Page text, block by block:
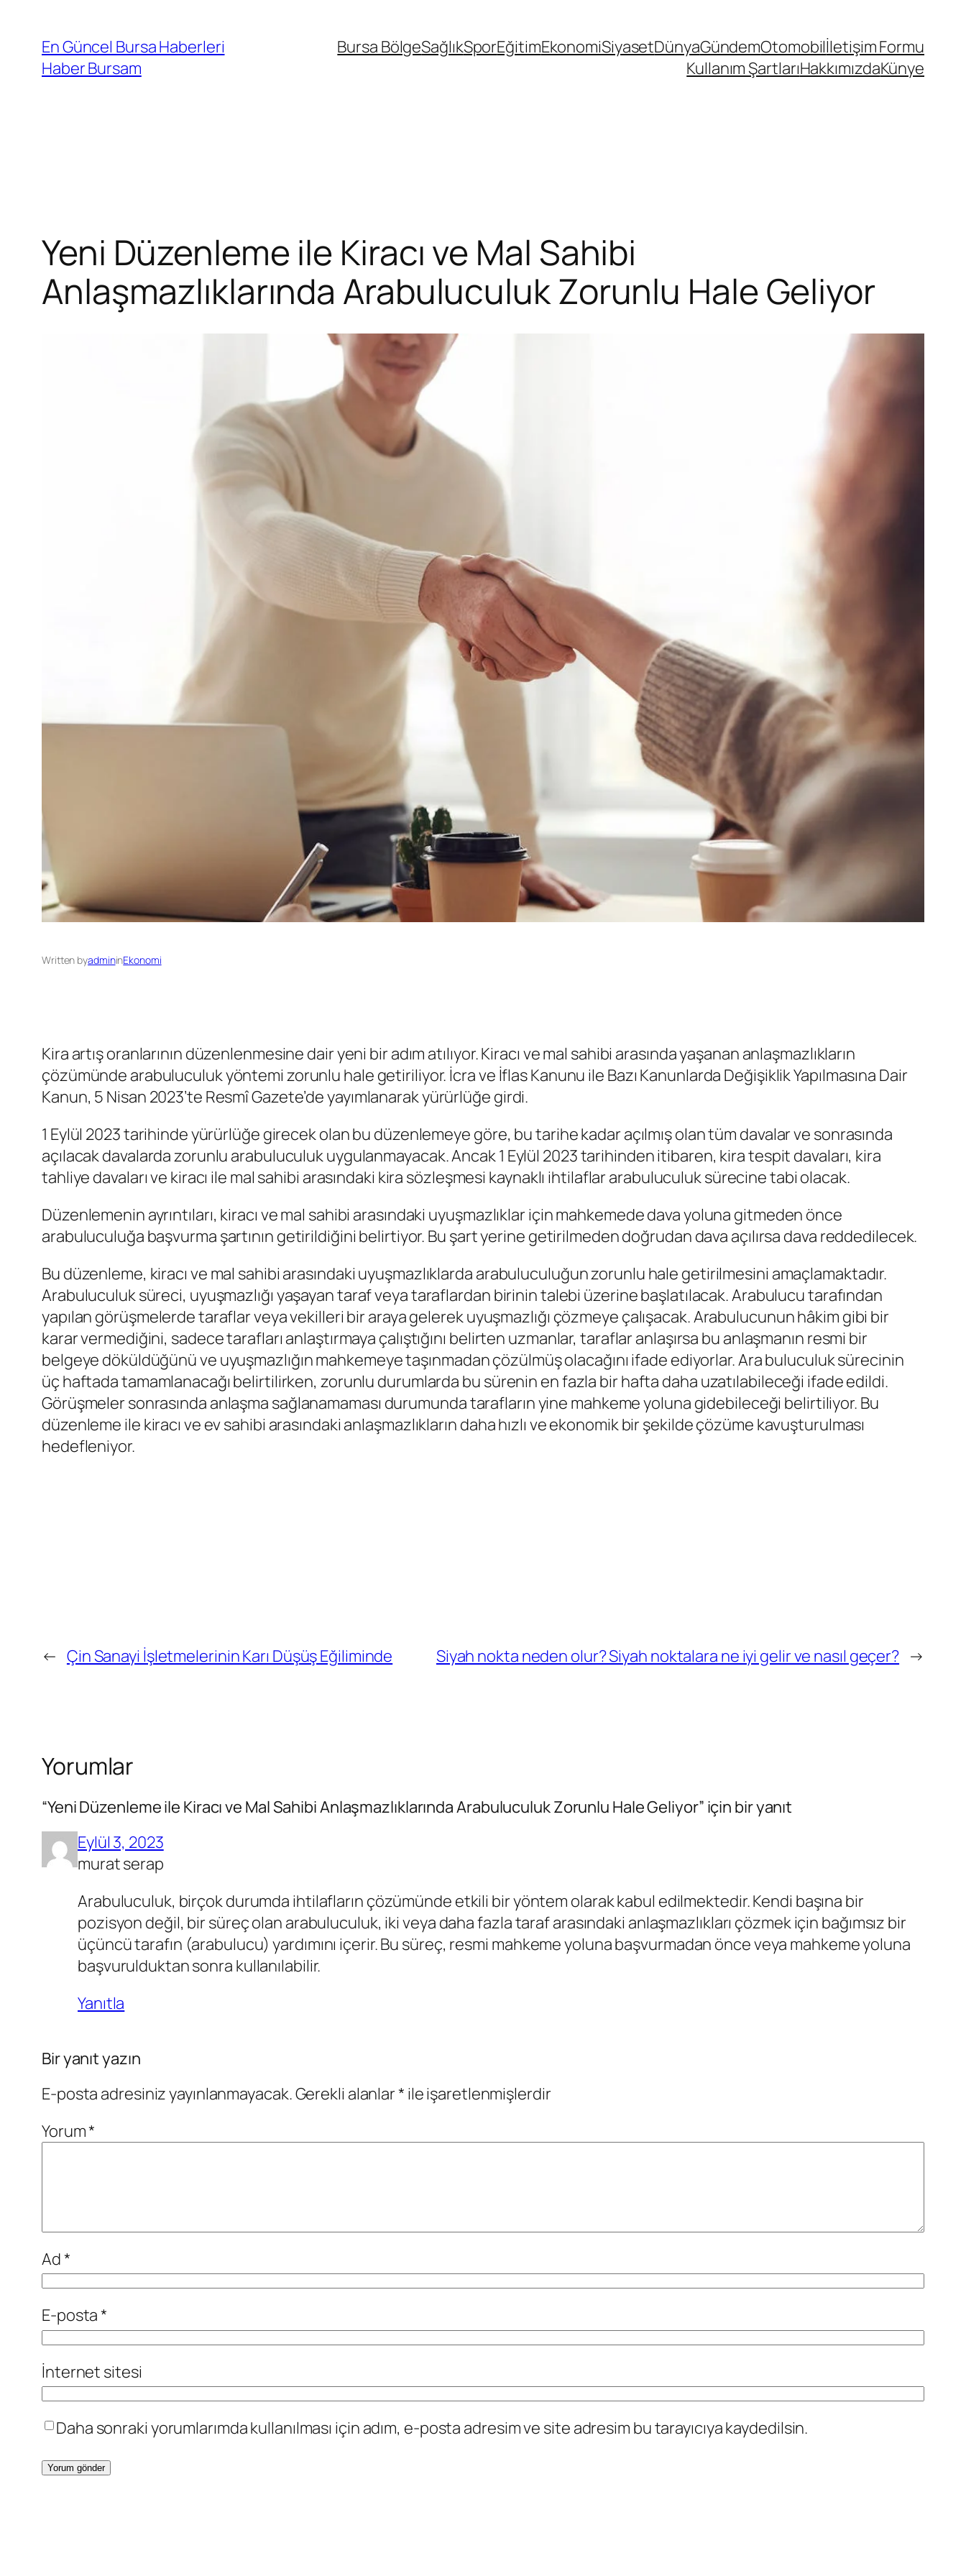
En Güncel Bursa Haberleri
Haber Bursam
Bursa BölgeSağlıkSporEğitimEkonomiSiyasetDünyaGündemOtomobilİletişim Formu
Kullanım ŞartlarıHakkımızdaKünye
Yeni Düzenleme ile Kiracı ve Mal Sahibi
Anlaşmazlıklarında Arabuluculuk Zorunlu Hale Geliyor
Written byadmininEkonomi
Kira artış oranlarının düzenlenmesine dair yeni bir adım atılıyor. Kiracı ve mal sahibi arasında yaşanan anlaşmazlıkların
çözümünde arabuluculuk yöntemi zorunlu hale getiriliyor. İcra ve İflas Kanunu ile Bazı Kanunlarda Değişiklik Yapılmasına Dair
Kanun, 5 Nisan 2023’te Resmî Gazete’de yayımlanarak yürürlüğe girdi.
1 Eylül 2023 tarihinde yürürlüğe girecek olan bu düzenlemeye göre, bu tarihe kadar açılmış olan tüm davalar ve sonrasında
açılacak davalarda zorunlu arabuluculuk uygulanmayacak. Ancak 1 Eylül 2023 tarihinden itibaren, kira tespit davaları, kira
tahliye davaları ve kiracı ile mal sahibi arasındaki kira sözleşmesi kaynaklı ihtilaflar arabuluculuk sürecine tabi olacak.
Düzenlemenin ayrıntıları, kiracı ve mal sahibi arasındaki uyuşmazlıklar için mahkemede dava yoluna gitmeden önce
arabuluculuğa başvurma şartının getirildiğini belirtiyor. Bu şart yerine getirilmeden doğrudan dava açılırsa dava reddedilecek.
Bu düzenleme, kiracı ve mal sahibi arasındaki uyuşmazlıklarda arabuluculuğun zorunlu hale getirilmesini amaçlamaktadır.
Arabuluculuk süreci, uyuşmazlığı yaşayan taraf veya taraflardan birinin talebi üzerine başlatılacak. Arabulucu tarafından
yapılan görüşmelerde taraflar veya vekilleri bir araya gelerek uyuşmazlığı çözmeye çalışacak. Arabulucunun hâkim gibi bir
karar vermediğini, sadece tarafları anlaştırmaya çalıştığını belirten uzmanlar, taraflar anlaşırsa bu anlaşmanın resmi bir
belgeye döküldüğünü ve uyuşmazlığın mahkemeye taşınmadan çözülmüş olacağını ifade ediyorlar. Ara buluculuk sürecinin
üç haftada tamamlanacağı belirtilirken, zorunlu durumlarda bu sürenin en fazla bir hafta daha uzatılabileceği ifade edildi.
Görüşmeler sonrasında anlaşma sağlanamaması durumunda tarafların yine mahkeme yoluna gidebileceği belirtiliyor. Bu
düzenleme ile kiracı ve ev sahibi arasındaki anlaşmazlıkların daha hızlı ve ekonomik bir şekilde çözüme kavuşturulması
hedefleniyor.
← Çin Sanayi İşletmelerinin Karı Düşüş Eğiliminde Siyah nokta neden olur? Siyah noktalara ne iyi gelir ve nasıl geçer? →
Yorumlar
“Yeni Düzenleme ile Kiracı ve Mal Sahibi Anlaşmazlıklarında Arabuluculuk Zorunlu Hale Geliyor” için bir yanıt
Eylül 3, 2023
murat serap
Arabuluculuk, birçok durumda ihtilafların çözümünde etkili bir yöntem olarak kabul edilmektedir. Kendi başına bir
pozisyon değil, bir süreç olan arabuluculuk, iki veya daha fazla taraf arasındaki anlaşmazlıkları çözmek için bağımsız bir
üçüncü tarafın (arabulucu) yardımını içerir. Bu süreç, resmi mahkeme yoluna başvurmadan önce veya mahkeme yoluna
başvurulduktan sonra kullanılabilir.
Yanıtla
Bir yanıt yazın
E-posta adresiniz yayınlanmayacak.Gerekli alanlar* ile işaretlenmişlerdir
Yorum*
Ad*
E-posta*
İnternet sitesi
Daha sonraki yorumlarımda kullanılması için adım, e-posta adresim ve site adresim bu tarayıcıya kaydedilsin.